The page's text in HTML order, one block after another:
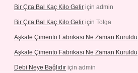
Bir Çıta Bal Kaç Kilo Gelir için admin
Bir Çıta Bal Kaç Kilo Gelir için Tolga
Aşkale Çimento Fabrikası Ne Zaman Kuruldu
Aşkale Çimento Fabrikası Ne Zaman Kuruldu
Debi Neye Bağlıdır için admin